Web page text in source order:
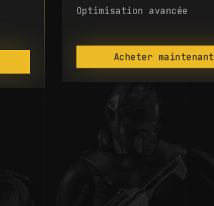
Optimisation avancée
Acheter maintenant